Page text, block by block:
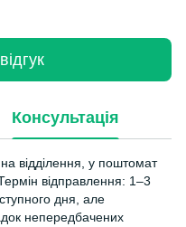
Консультація
відділення, у поштомат
відправлення: 1–3
дня, але
непередбачених